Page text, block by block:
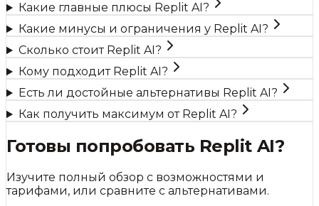
Какие главные плюсы Replit AI?
Какие минусы и ограничения у Replit AI?
Сколько стоит Replit AI?
Кому подходит Replit AI?
Есть ли достойные альтернативы Replit AI?
Как получить максимум от Replit AI?
Готовы попробовать Replit AI?
Изучите полный обзор с возможностями и
тарифами, или сравните с альтернативами.